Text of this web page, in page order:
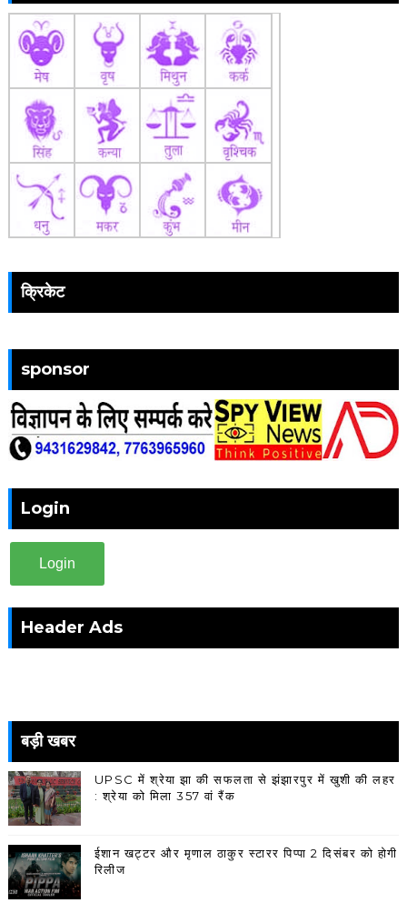
क्रिकेट
sponsor
Login
Login
Header Ads
बड़ी खबर
UPSC में श्रेया झा की सफलता से झंझारपुर में खुशी की लहर
: श्रेया को मिला 357 वां रैंक
ईशान खट्टर और मृणाल ठाकुर स्टारर पिप्पा 2 दिसंबर को होगी
रिलीज